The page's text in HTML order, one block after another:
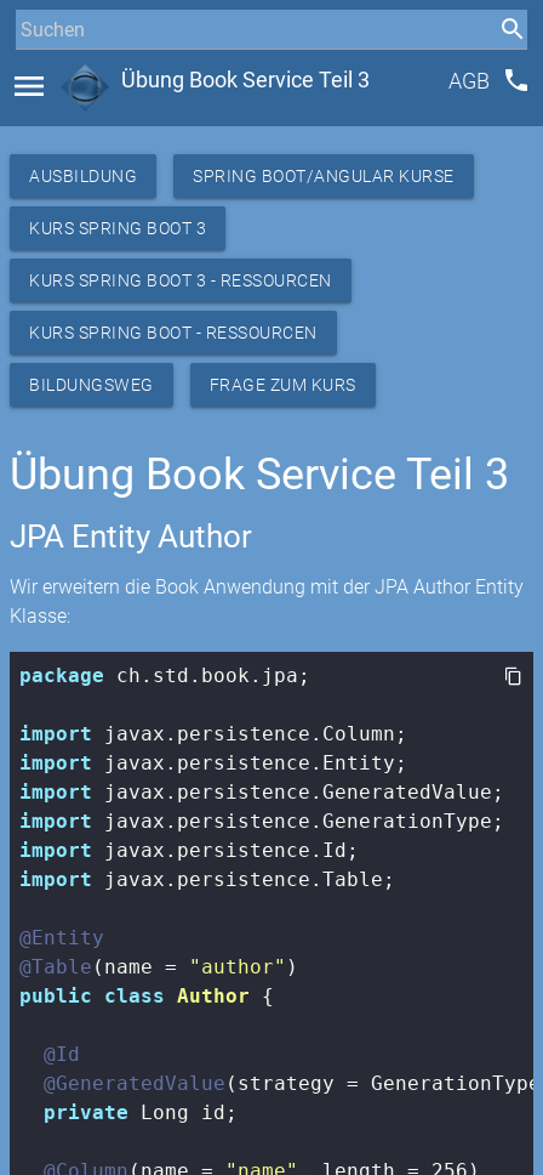
menu Übung Book Service Teil 3 AGB phone
AUSBILDUNG SPRING BOOT/ANGULAR KURSE
KURS SPRING BOOT 3
KURS SPRING BOOT 3 - RESSOURCEN
KURS SPRING BOOT - RESSOURCEN
BILDUNGSWEG FRAGE ZUM KURS
Übung Book Service Teil 3
JPA Entity Author
Wir erweitern die Book Anwendung mit der JPA Author Entity
Klasse:
package ch.std.book.jpa;
import
import
import
import
import
import javax.persistence.Table;
@Entity
@Table (name = "author"
public
class Author {
@Id
@GeneratedValue (strategy =
private Long id;